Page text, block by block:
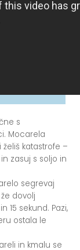
s
Mocarela
katastrofe –
zasuj s soljo in
segrevaj
dovolj
15 sekund. Pazi,
ostala le
in kmalu se